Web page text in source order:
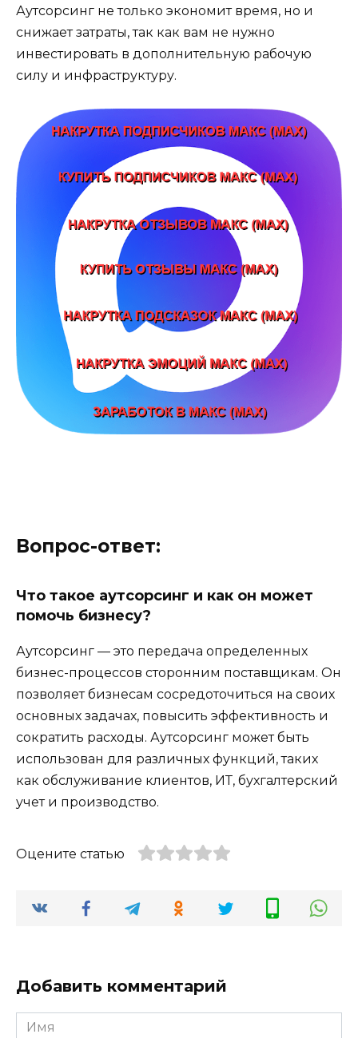
Аутсорсинг не только экономит время, но и
снижает затраты, так как вам не нужно
инвестировать в дополнительную рабочую
силу и инфраструктуру.
Вопрос-ответ:
Что такое аутсорсинг и как он может
помочь бизнесу?
Аутсорсинг — это передача определенных
бизнес-процессов сторонним поставщикам. Он
позволяет бизнесам сосредоточиться на своих
основных задачах, повысить эффективность и
сократить расходы. Аутсорсинг может быть
использован для различных функций, таких
как обслуживание клиентов, ИТ, бухгалтерский
учет и производство.
Оцените статью
Добавить комментарий
Имя